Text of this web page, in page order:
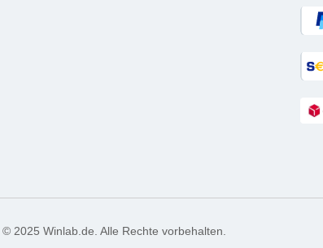
© 2025 Winlab.de. Alle Rechte vorbehalten.